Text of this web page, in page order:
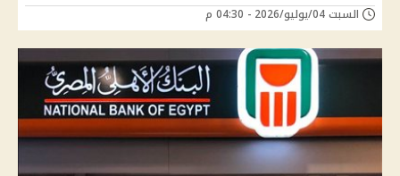
السبت 04/يوليو/2026 - 04:30 م